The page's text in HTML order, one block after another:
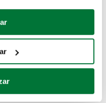
su ubicación geográfica
activamente
específicas (huellas
cómo se procesan sus